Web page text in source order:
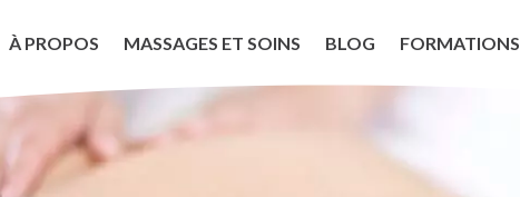
À PROPOS MASSAGES ET SOINS BLOG FORMATIONS